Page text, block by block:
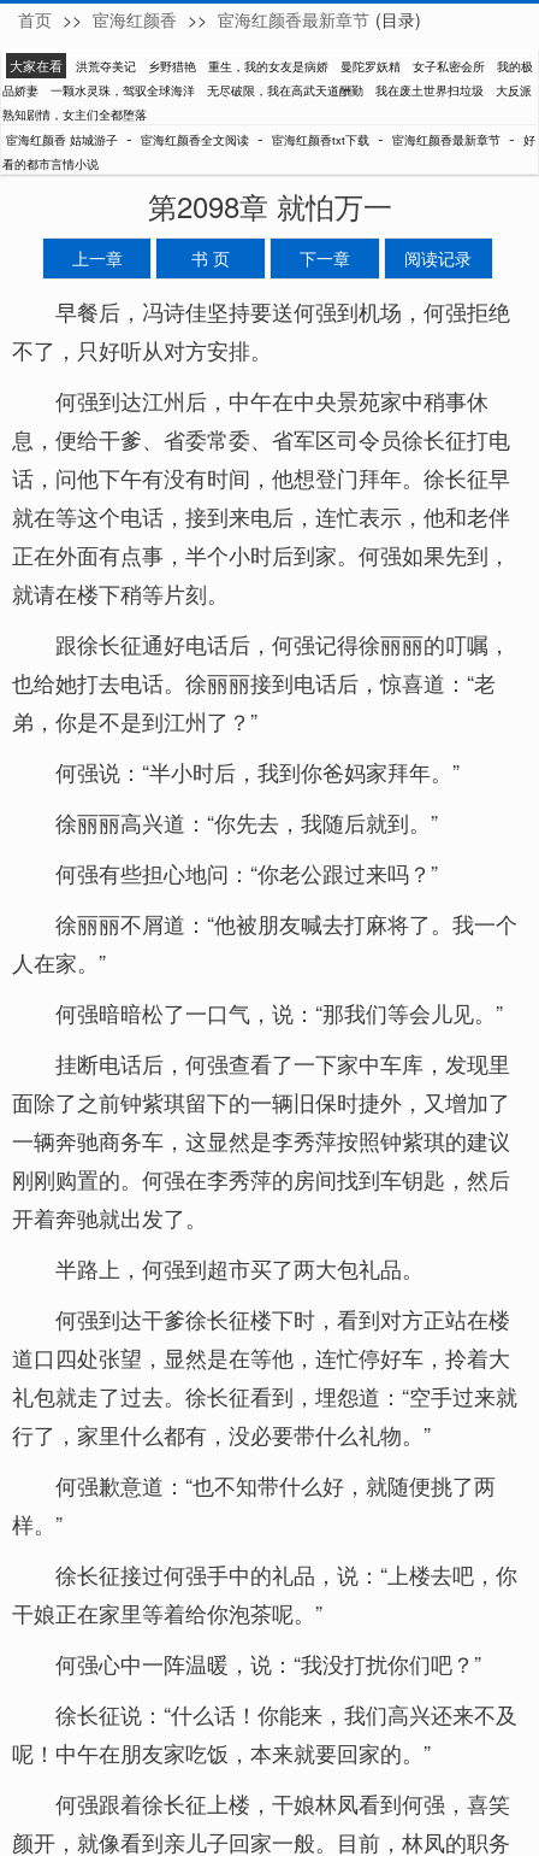
姑城游子
首页 >> 宦海红颜香 >> 宦海红颜香最新章节 (目录)
大家在看 洪荒夺美记 乡野猎艳 重生，我的女友是病娇 曼陀罗妖精 女子私密会所
我的极
品娇妻
一颗水灵珠，驾驭全球海洋 无尽破限，我在高武天道酬勤 我在废土世界扫垃圾
大反派
熟知剧情，女主们全都堕落
宦海红颜香 姑城游子 - 宦海红颜香全文阅读 - 宦海红颜香txt下载 - 宦海红颜香最新章节 - 好
看的都市言情小说
第2098章 就怕万一
上一章 书 页 下一章 阅读记录
早餐后，冯诗佳坚持要送何强到机场，何强拒绝
不了，只好听从对方安排。
何强到达江州后，中午在中央景苑家中稍事休
息，便给干爹、省委常委、省军区司令员徐长征打电
话，问他下午有没有时间，他想登门拜年。徐长征早
就在等这个电话，接到来电后，连忙表示，他和老伴
正在外面有点事，半个小时后到家。何强如果先到，
就请在楼下稍等片刻。
跟徐长征通好电话后，何强记得徐丽丽的叮嘱，
也给她打去电话。徐丽丽接到电话后，惊喜道：“老
弟，你是不是到江州了？”
何强说：“半小时后，我到你爸妈家拜年。”
徐丽丽高兴道：“你先去，我随后就到。”
何强有些担心地问：“你老公跟过来吗？”
徐丽丽不屑道：“他被朋友喊去打麻将了。我一个
人在家。”
何强暗暗松了一口气，说：“那我们等会儿见。”
挂断电话后，何强查看了一下家中车库，发现里
面除了之前钟紫琪留下的一辆旧保时捷外，又增加了
一辆奔驰商务车，这显然是李秀萍按照钟紫琪的建议
刚刚购置的。何强在李秀萍的房间找到车钥匙，然后
开着奔驰就出发了。
半路上，何强到超市买了两大包礼品。
何强到达干爹徐长征楼下时，看到对方正站在楼
道口四处张望，显然是在等他，连忙停好车，拎着大
礼包就走了过去。徐长征看到，埋怨道：“空手过来就
行了，家里什么都有，没必要带什么礼物。”
何强歉意道：“也不知带什么好，就随便挑了两
样。”
徐长征接过何强手中的礼品，说：“上楼去吧，你
干娘正在家里等着给你泡茶呢。”
何强心中一阵温暖，说：“我没打扰你们吧？”
徐长征说：“什么话！你能来，我们高兴还来不及
呢！中午在朋友家吃饭，本来就要回家的。”
何强跟着徐长征上楼，干娘林凤看到何强，喜笑
颜开，就像看到亲儿子回家一般。目前，林凤的职务